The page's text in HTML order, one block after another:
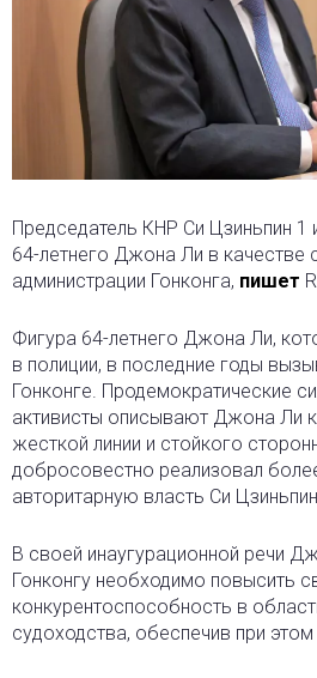
Председатель КНР Си Цзиньпин 1
64-летнего Джона Ли в качестве
администрации Гонконга, пишет
Фигура 64-летнего Джона Ли,
в полиции, в последние годы
Гонконге. Продемократические
активисты описывают Джона Ли
жесткой линии и стойкого
добросовестно реализовал
авторитарную власть Си
В своей инаугурационной речи
Гонконгу необходимо повысить
конкурентоспособность в
судоходства, обеспечив при